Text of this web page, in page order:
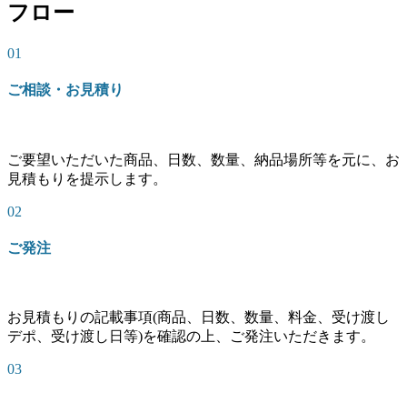
フロー
01
ご相談・お見積り
ご要望いただいた商品、日数、数量、納品場所等を元に、お
見積もりを提示します。
02
ご発注
お見積もりの記載事項(商品、日数、数量、料金、受け渡し
デポ、受け渡し日等)を確認の上、ご発注いただきます。
03